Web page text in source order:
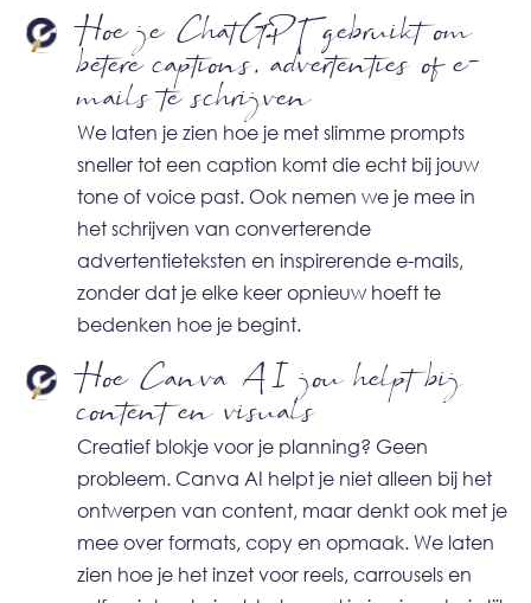
Hoe je ChatGPT gebruikt om
betere captions, advertenties of e-
mails te schrijven
We laten je zien hoe je met slimme prompts
sneller tot een caption komt die echt bij jouw
tone of voice past. Ook nemen we je mee in
het schrijven van converterende
advertentieteksten en inspirerende e-mails,
zonder dat je elke keer opnieuw hoeft te
bedenken hoe je begint.
Hoe Canva AI jou helpt bij
content en visuals
Creatief blokje voor je planning? Geen
probleem. Canva AI helpt je niet alleen bij het
ontwerpen van content, maar denkt ook met je
mee over formats, copy en opmaak. We laten
zien hoe je het inzet voor reels, carrousels en